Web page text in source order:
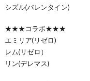
シズル(バレンタイン)
★★★コラボ★★★
エミリア(リゼロ)
レム(リゼロ）
リン(デレマス)